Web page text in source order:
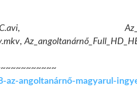
,
,
az-angoltanárnő-magyarul-